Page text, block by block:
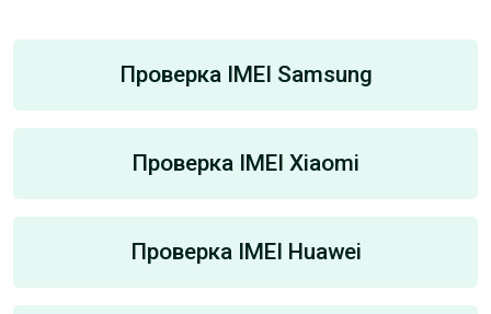
Проверка IMEI Samsung
Проверка IMEI Xiaomi
Проверка IMEI Huawei